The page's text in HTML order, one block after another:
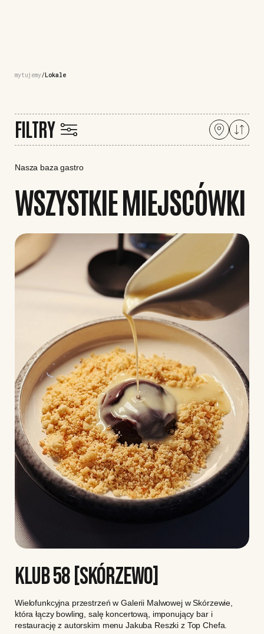
mytujemy Lokale
FILTRY
Nasza baza gastro
WSZYSTKIE MIEJSCÓWKI
KLUB 58 [SKÓRZEWO]
Wielofunkcyjna przestrzeń w Galerii Malwowej w Skórzewie,
która łączy bowling, salę koncertową, imponujący bar i
restaurację z autorskim menu Jakuba Reszki z Top Chefa.